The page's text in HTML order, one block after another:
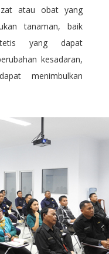
atau obat yang
tanaman, baik
yang dapat
kesadaran,
menimbulkan